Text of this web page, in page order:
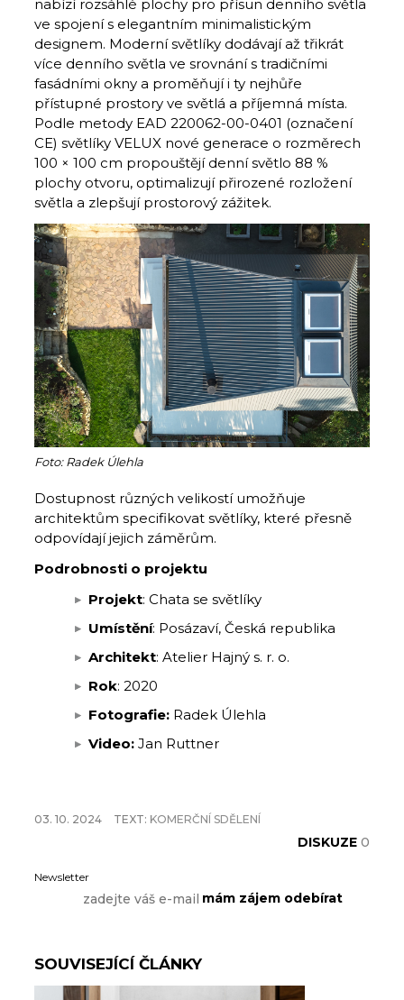
nabízí rozsáhlé plochy pro přísun denního světla
ve spojení s elegantním minimalistickým
designem. Moderní světlíky dodávají až třikrát
více denního světla ve srovnání s tradičními
fasádními okny a proměňují i ​​ty nejhůře
přístupné prostory ve světlá a příjemná místa.
Podle metody EAD 220062-00-0401 (označení
CE) světlíky VELUX nové generace o rozměrech
100 × 100 cm propouštějí denní světlo 88 %
plochy otvoru, optimalizují přirozené rozložení
světla a zlepšují prostorový zážitek.
Foto: Radek Úlehla
Dostupnost různých velikostí umožňuje
architektům specifikovat světlíky, které přesně
odpovídají jejich záměrům.
Podrobnosti o projektu
Projekt: Chata se světlíky
Umístění: Posázaví, Česká republika
Architekt: Atelier Hajný s. r. o.
Rok: 2020
Fotografie: Radek Úlehla
Video: Jan Ruttner
03. 10. 2024 TEXT: KOMERČNÍ SDĚLENÍ
DISKUZE 0
Newsletter
SOUVISEJÍCÍ ČLÁNKY